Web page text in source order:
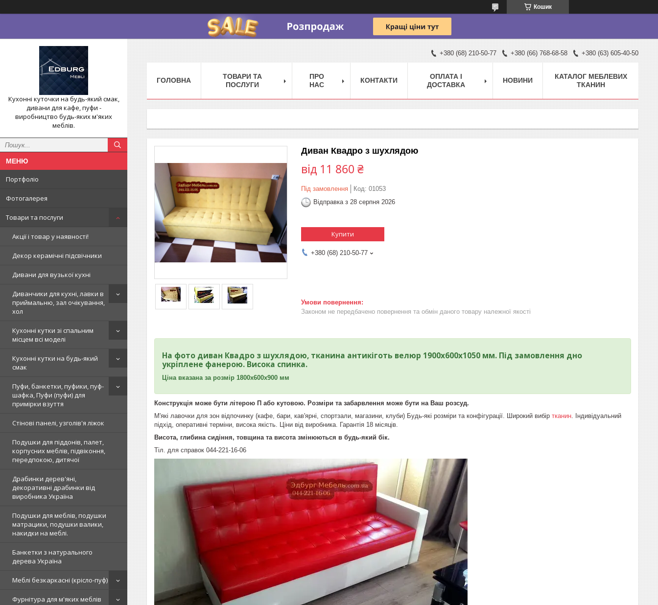
Кошик
Кухонні куточки на будь-який смак,
дивани для кафе, пуфи -
виробництво будь-яких м'яких
меблів.
Портфоліо
Фотогалерея
Товари та послуги
Акції і товар у наявності!
Декор керамічні підсвічники
Дивани для вузької кухні
Диванчики для кухні, лавки в
приймальню, зал очікування,
хол
Кухонні кутки зі спальним
місцем всі моделі
Кухонні кутки на будь-який
смак
Пуфи, банкетки, пуфики, пуф-
шафка, Пуфи (пуфи) для
примірки взуття
Стінові панелі, узголів'я ліжок
Подушки для піддонів, палет,
корпусних меблів, підвіконня,
передпокою, дитячої
Драбинки дерев'яні,
декоративні драбинки від
виробника Україна
Подушки для меблів, подушки
матрацики, подушки валики,
накидки на меблі.
Банкетки з натурального
дерева Україна
Меблі безкаркасні (крісло-пуф)
Фурнітура для м'яких меблів
+380 (68) 210-50-77 +380 (66) 768-68-58 +380 (63) 605-40-50
ГОЛОВНА
ТОВАРИ ТА
ПОСЛУГИ
ПРО
НАС
КОНТАКТИ
ОПЛАТА І
ДОСТАВКА
НОВИНИ
КАТАЛОГ МЕБЛЕВИХ
ТКАНИН
Диван Квадро з шухлядою
від 11 860 ₴
Під замовлення Код: 01053
Відправка з 28 серпня 2026
Купити
+380 (68) 210-50-77
Законом не передбачено повернення та обмін даного товару належної якості
На фото диван Квадро з шухлядою, тканина антикіготь велюр 1900х600х1050 мм. Під замовлення дно
укріплене фанерою. Висока спинка.
Ціна вказана за розмір 1800х600х900 мм
Конструкція може бути літерою П або кутовою. Розміри та забарвлення може бути на Ваш розсуд.
М'які лавочки для зон відпочинку (кафе, бари, кав'ярні, спортзали, магазини, клуби) Будь-які розміри та конфігурації. Широкий вибір тканин . Індивідуальний
підхід, оперативні терміни, висока якість. Ціни від виробника. Гарантія 18 місяців.
Висота, глибина сидіння, товщина та висота змінюються в будь-який бік.
Тіл. для справок 044-221-16-06